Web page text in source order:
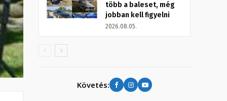
több a baleset, még
jobban kell figyelni
2026.08.05.
Követés: